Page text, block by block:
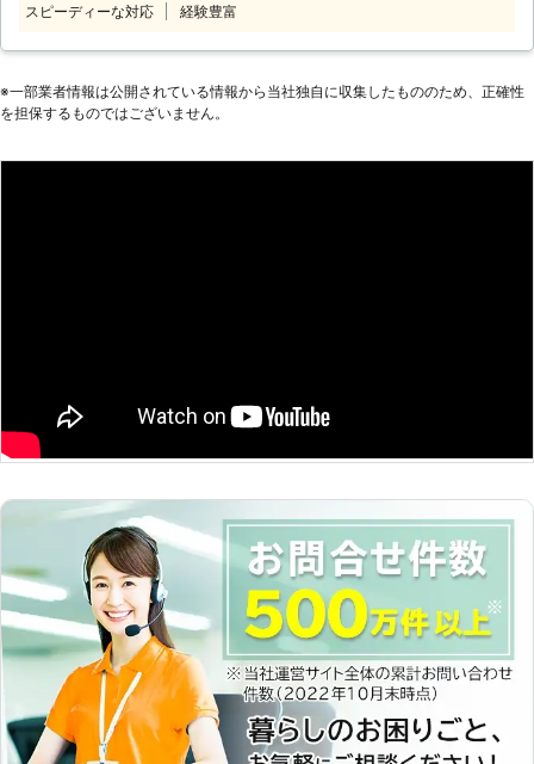
い。
は埼玉県春日部市に拠点を置く業者で
ったのに……」「思ったより重くて自
置までお任せください！ 一人暮らし
も受け付けます！お客様の要望に柔軟
ち会える時間が限られている」「どう
み立ててほしい」というようなご依頼
がありましたら、当店にお任せくださ
い。早朝や深夜のご依頼にも柔軟に対
応いたします。 株式会社エフアイピ
ー興業では家具組立を承っています。
無理な組立は、落としたりぶつけたり
して家具や床、壁などを傷めてしまう
こともあります。「自分で家具組立は
難しいかも……」というときにはぜひ
当店にご依頼くださいませ。
スピーディーな対応 経験豊富
※⼀部業者情報は公開されている情報から当社独⾃に収集したもののため、正確性
を担保するものではございません。